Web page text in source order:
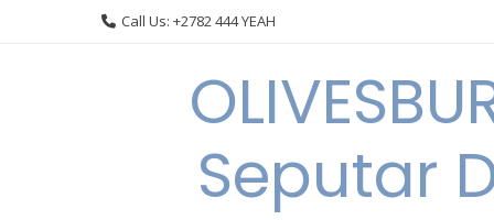
Call Us: +2782 444 YEAH
Seputar